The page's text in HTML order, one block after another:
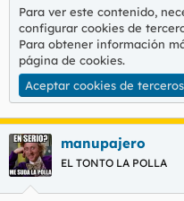
Para ver este contenido,
configurar cookies de
Para obtener información
página de cookies.
Aceptar cookies de terceros
manupajero
EL TONTO LA POLLA